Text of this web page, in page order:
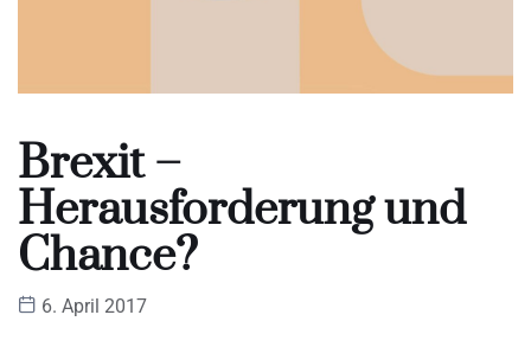
Brexit –
Herausforderung und
Chance?
6. April 2017